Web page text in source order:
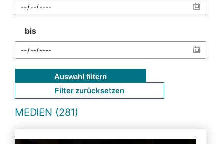
bis
Auswahl filtern
Filter zurücksetzen
MEDIEN (281)